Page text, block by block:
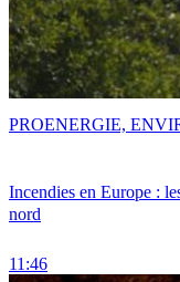
Incendies en Europe :
nord
11:46
PROENERGIE,